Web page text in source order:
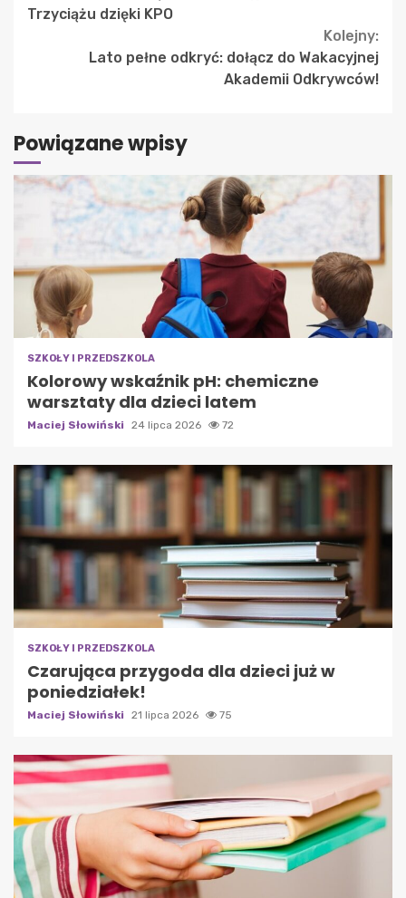
Reading
Trzyciążu dzięki KPO
Kolejny:
Lato pełne odkryć: dołącz do Wakacyjnej
Akademii Odkrywców!
Powiązane wpisy
SZKOŁY I PRZEDSZKOLA
Kolorowy wskaźnik pH: chemiczne
warsztaty dla dzieci latem
Maciej Słowiński 24 lipca 2026 72
SZKOŁY I PRZEDSZKOLA
Czarująca przygoda dla dzieci już w
poniedziałek!
Maciej Słowiński 21 lipca 2026 75